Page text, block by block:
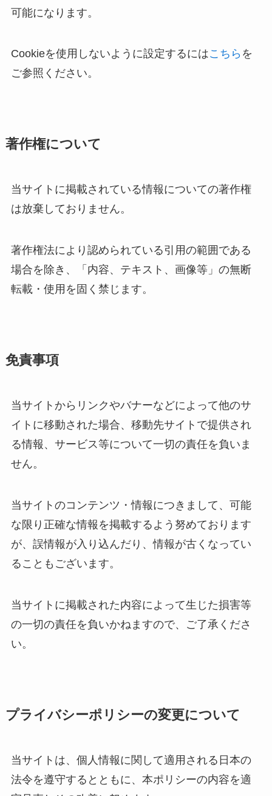
可能になります。
Cookieを使用しないように設定するにはこちら を
ご参照ください。
著作権について
当サイトに掲載されている情報についての著作権
は放棄しておりません。
著作権法により認められている引用の範囲である
場合を除き、「内容、テキスト、画像等」の無断
転載・使用を固く禁じます。
免責事項
当サイトからリンクやバナーなどによって他のサ
イトに移動された場合、移動先サイトで提供され
る情報、サービス等について一切の責任を負いま
せん。
当サイトのコンテンツ・情報につきまして、可能
な限り正確な情報を掲載するよう努めております
が、誤情報が入り込んだり、情報が古くなってい
ることもございます。
当サイトに掲載された内容によって生じた損害等
の一切の責任を負いかねますので、ご了承くださ
い。
プライバシーポリシーの変更について
当サイトは、個人情報に関して適用される日本の
法令を遵守するとともに、本ポリシーの内容を適